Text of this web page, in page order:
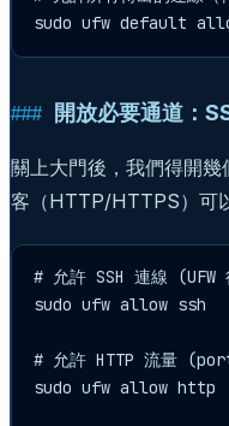
sudo ufw default
開放必要通道：
關上大門後，我們得開
客（HTTP/HTTPS）可
# 允許 SSH 連線
sudo ufw allow ssh
# 允許 HTTP 流量
sudo ufw allow http